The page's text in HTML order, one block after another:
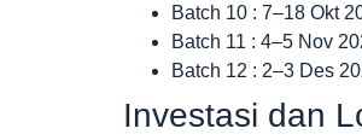
Batch 10 : 7–18 Okt
Batch 11 : 4–5 Nov
Batch 12 : 2–3 Des
Investasi dan